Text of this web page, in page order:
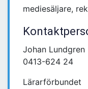
mediesäljare,
Johan Lundgren
0413-624 24
Lärarförbundet